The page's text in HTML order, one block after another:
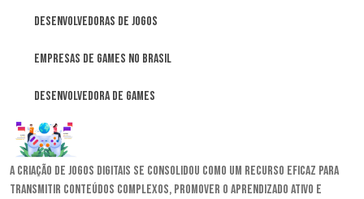
Desenvolvedoras de jogos
Empresas de games no Brasil
Desenvolvedora de games
A criação de jogos digitais se consolidou como um recurso eficaz para
transmitir conteúdos complexos, promover o aprendizado ativo e